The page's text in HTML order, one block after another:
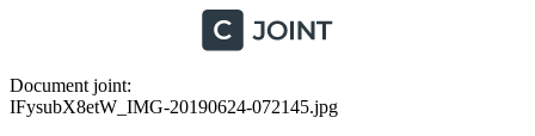
Document joint:
IFysubX8etW_IMG-20190624-072145.jpg